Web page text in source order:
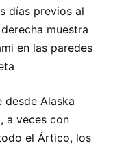
días previos al
muestra
en las paredes
desde Alaska
a veces con
el Ártico, los